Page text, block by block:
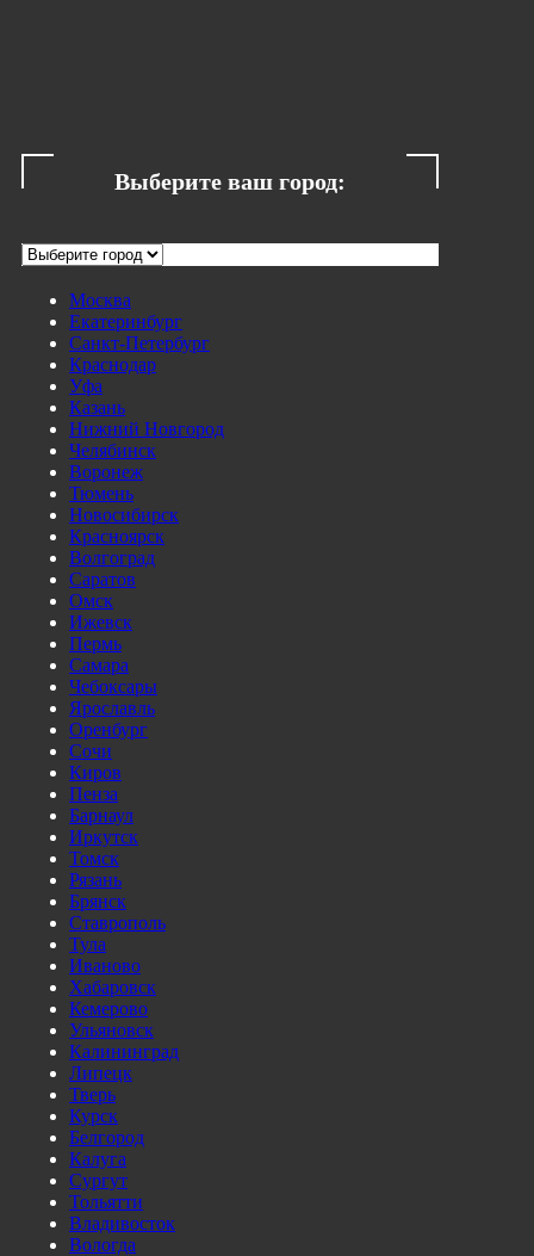
Выберите ваш город:
Москва
Екатеринбург
Санкт-Петербург
Краснодар
Уфа
Казань
Нижний Новгород
Челябинск
Воронеж
Тюмень
Новосибирск
Красноярск
Волгоград
Саратов
Омск
Ижевск
Пермь
Самара
Чебоксары
Ярославль
Оренбург
Сочи
Киров
Пенза
Барнаул
Иркутск
Томск
Рязань
Брянск
Ставрополь
Тула
Иваново
Хабаровск
Кемерово
Ульяновск
Калининград
Липецк
Тверь
Курск
Белгород
Калуга
Сургут
Тольятти
Владивосток
Вологда